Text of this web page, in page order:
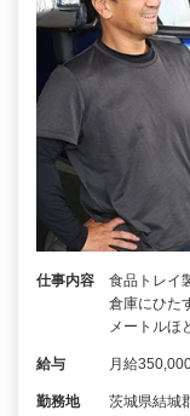
仕事内容
食品トレイ
倉庫にひた
メートルほ
給与 月給
勤務地 茨城県結城